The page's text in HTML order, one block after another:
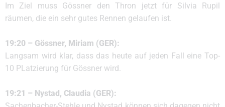
Im Ziel muss Gössner den Thron jetzt für Silvia Rupil
räumen, die ein sehr gutes Rennen gelaufen ist.
19:20 – Gössner, Miriam (GER):
Langsam wird klar, dass das heute auf jeden Fall eine Top-
10 PLatzierung für Gössner wird.
19:21 – Nystad, Claudia (GER):